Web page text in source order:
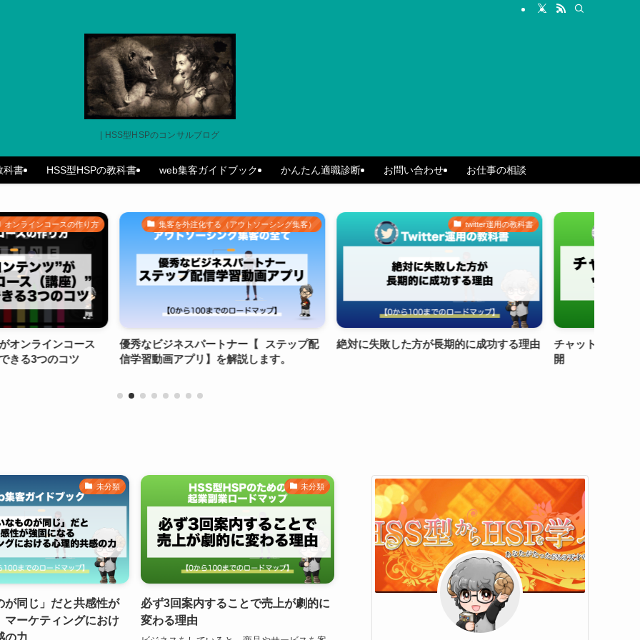
| HSS型HSPのコンサルブログ
科書 HSS型HSPの教科書 web集客ガイドブック かんたん適職診断 お問い合わせ お仕事の相談
の作り方
ース
ツ
集客を外注化する（アウトソーシング集客）
優秀なビジネスパートナー【 ステップ配
信学習動画アプリ】を解説します。
twitter運用の教科書
絶対に失敗した方が長期的に成功する理由
チャットGPTを活用したツイ
未分類
が同じ」だと共感性が
マーケティングにおけ
の力
未分類
必ず3回案内することで売上が劇的に
変わる理由